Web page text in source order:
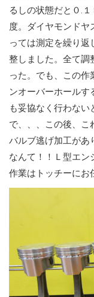
るしの状態だと０.
度。ダイヤモンドヤ
っては測定を繰り返
整しました。全て調
った。でも、この作
ンオーバーホールす
も妥協なく行わない
で、、、この後、こ
バルブ逃げ加工があ
なんて！！Ｌ型エン
作業はトッチーにお